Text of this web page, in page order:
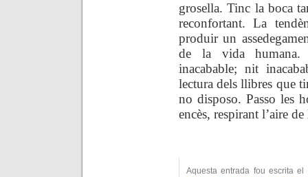
grosella. Tinc la boca
reconfortant. La
produir un
de la vida humana.
inacabable; nit
lectura dels llibres que
no disposo. Passo les
encès, respirant l’aire
Aquesta entrada fou escrita